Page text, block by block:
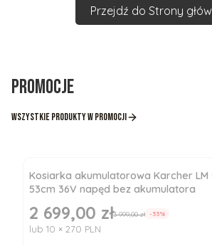
Przejdź do Strony
Promocje
Wszystkie produkty w promocji
Kosiarka akumulatorowa Karcher LM
53cm 36V napęd bez akumulatora
Cena promocyjna
2 699,00 zł3 999,00 zł -33%
lub 10 × 270 PLN